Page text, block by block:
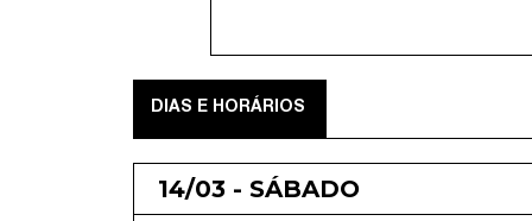
DIAS E HORÁRIOS
14/03 - SÁBADO